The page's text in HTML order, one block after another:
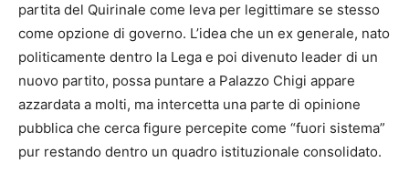
partita del Quirinale come leva per legittimare se stesso
come opzione di governo. L’idea che un ex generale, nato
politicamente dentro la Lega e poi divenuto leader di un
nuovo partito, possa puntare a Palazzo Chigi appare
azzardata a molti, ma intercetta una parte di opinione
pubblica che cerca figure percepite come “fuori sistema”
pur restando dentro un quadro istituzionale consolidato.